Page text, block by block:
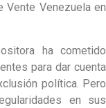
Venezuela en
ha cometido
para dar cuenta
política. Pero
en sus